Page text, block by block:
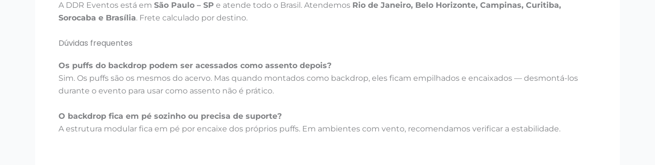
A DDR Eventos está em São Paulo – SP e atende todo o Brasil. Atendemos Rio de Janeiro, Belo Horizonte, Campinas, Curitiba,
Sorocaba e Brasília. Frete calculado por destino.
Dúvidas frequentes
Os puffs do backdrop podem ser acessados como assento depois?
Sim. Os puffs são os mesmos do acervo. Mas quando montados como backdrop, eles ficam empilhados e encaixados — desmontá-los
durante o evento para usar como assento não é prático.
O backdrop fica em pé sozinho ou precisa de suporte?
A estrutura modular fica em pé por encaixe dos próprios puffs. Em ambientes com vento, recomendamos verificar a estabilidade.